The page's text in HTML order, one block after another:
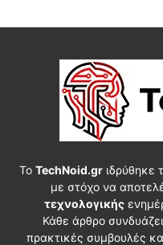
Το TechNoid.grιδρύθηκε
με στόχο να
τεχνολογικής
Κάθε άρθρο συνδυάζει
πρακτικές συμβουλές